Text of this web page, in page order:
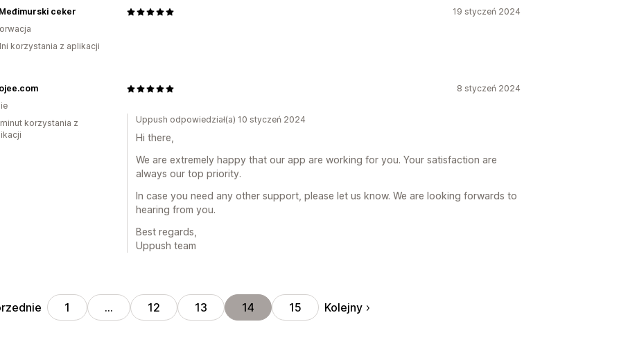
19 styczeń 2024
ceker
korzystania z aplikacji
8 styczeń 2024
korzystania z
Uppush odpowiedział(a) 10 styczeń 2024
Hi there,
We are extremely happy that our app are working for you. Your satisfaction are
always our top priority.
In case you need any other support, please let us know. We are looking forwards to
hearing from you.
Best regards,
Uppush team
1 … 12 13 14 15 Kolejny